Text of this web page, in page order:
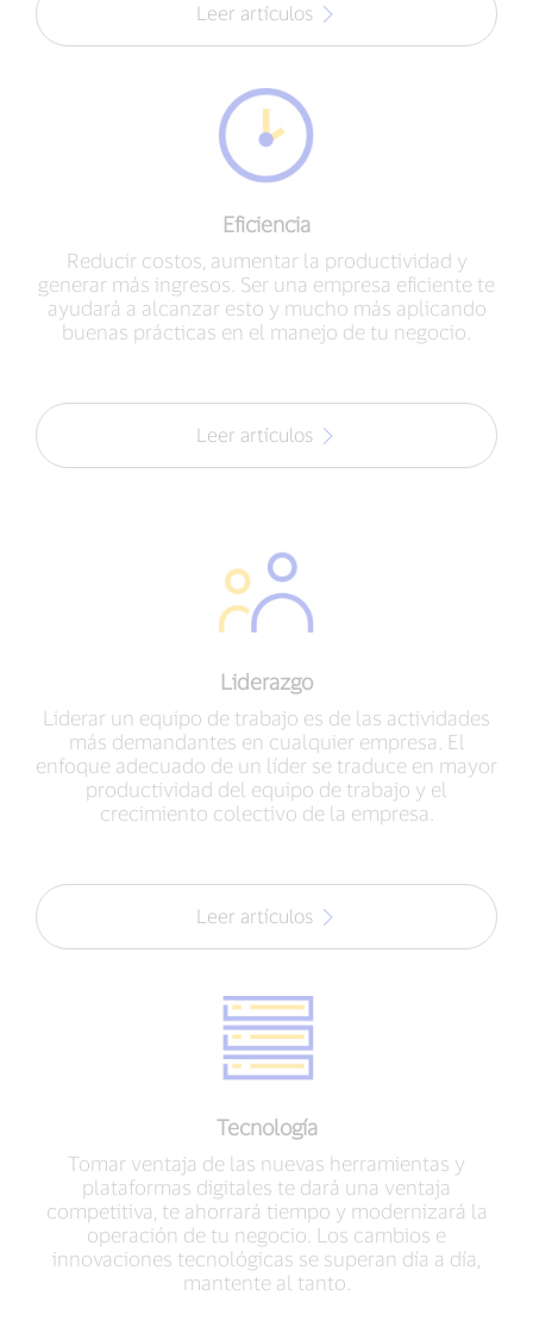
Leer artículos
Eficiencia
Reducir costos, aumentar la productividad y
generar más ingresos. Ser una empresa eficiente te
ayudará a alcanzar esto y mucho más aplicando
buenas prácticas en el manejo de tu negocio.
Leer artículos
Liderazgo
Liderar un equipo de trabajo es de las actividades
más demandantes en cualquier empresa. El
enfoque adecuado de un líder se traduce en mayor
productividad del equipo de trabajo y el
crecimiento colectivo de la empresa.
Leer artículos
Tecnología
Tomar ventaja de las nuevas herramientas y
plataformas digitales te dará una ventaja
competitiva, te ahorrará tiempo y modernizará la
operación de tu negocio. Los cambios e
innovaciones tecnológicas se superan día a día,
mantente al tanto.